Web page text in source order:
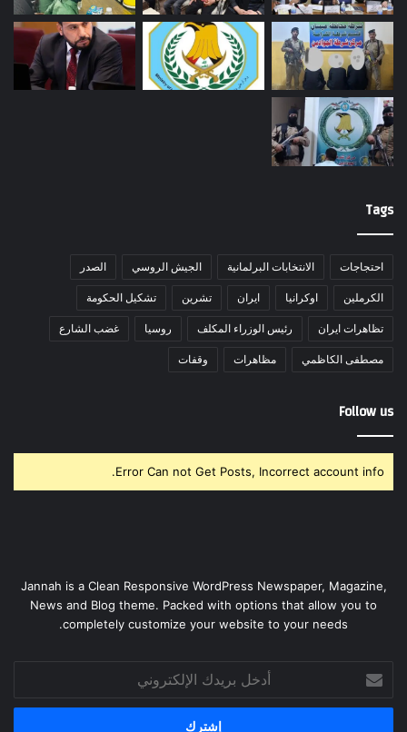
Tags
احتجاجات الانتخابات البرلمانية الجيش الروسي الصدر
الكرملين اوكرانيا ايران تشرين تشكيل الحكومة
تظاهرات ايران رئيس الوزراء المكلف روسيا غضب الشارع
مصطفى الكاظمي مظاهرات وقفات
Follow us
Error Can not Get Posts, Incorrect account info.
Jannah is a Clean Responsive WordPress Newspaper, Magazine,
News and Blog theme. Packed with options that allow you to
completely customize your website to your needs.
بريدك
الإلكتروني